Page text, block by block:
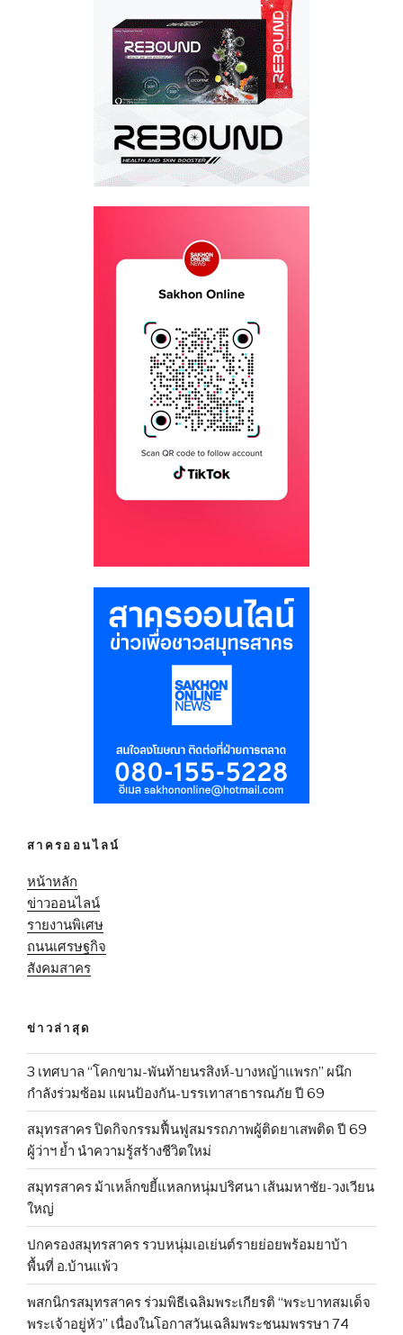
สาครออนไลน์
หน้าหลัก
ข่าวออนไลน์
รายงานพิเศษ
ถนนเศรษฐกิจ
สังคมสาคร
ข่าวล่าสุด
3 เทศบาล “โคกขาม-พันท้ายนรสิงห์-บางหญ้าแพรก” ผนึก
กำลังร่วมซ้อม แผนป้องกัน-บรรเทาสาธารณภัย ปี 69
สมุทรสาคร ปิดกิจกรรมฟื้นฟูสมรรถภาพผู้ติดยาเสพติด ปี 69
ผู้ว่าฯ ย้ำ นำความรู้สร้างชีวิตใหม่
สมุทรสาคร ม้าเหล็กขยี้แหลกหนุ่มปริศนา เส้นมหาชัย-วงเวียน
ใหญ่
ปกครองสมุทรสาคร รวบหนุ่มเอเย่นต์รายย่อยพร้อมยาบ้า
พื้นที่ อ.บ้านแพ้ว
พสกนิกรสมุทรสาคร ร่วมพิธีเฉลิมพระเกียรติ “พระบาทสมเด็จ
พระเจ้าอยู่หัว” เนื่องในโอกาสวันเฉลิมพระชนมพรรษา 74